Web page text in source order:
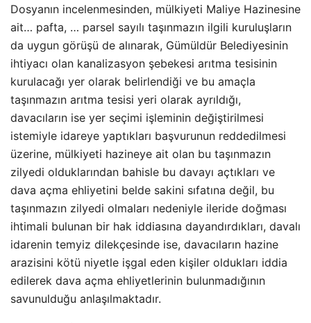
Dosyanın incelenmesinden, mülkiyeti Maliye Hazinesine
ait… pafta, … parsel sayılı taşınmazın ilgili kuruluşların
da uygun görüşü de alınarak, Gümüldür Belediyesinin
ihtiyacı olan kanalizasyon şebekesi arıtma tesisinin
kurulacağı yer olarak belirlendiği ve bu amaçla
taşınmazın arıtma tesisi yeri olarak ayrıldığı,
davacıların ise yer seçimi işleminin değiştirilmesi
istemiyle idareye yaptıkları başvurunun reddedilmesi
üzerine, mülkiyeti hazineye ait olan bu taşınmazın
zilyedi olduklarından bahisle bu davayı açtıkları ve
dava açma ehliyetini belde sakini sıfatına değil, bu
taşınmazın zilyedi olmaları nedeniyle ileride doğması
ihtimali bulunan bir hak iddiasına dayandırdıkları, davalı
idarenin temyiz dilekçesinde ise, davacıların hazine
arazisini kötü niyetle işgal eden kişiler oldukları iddia
edilerek dava açma ehliyetlerinin bulunmadığının
savunulduğu anlaşılmaktadır.